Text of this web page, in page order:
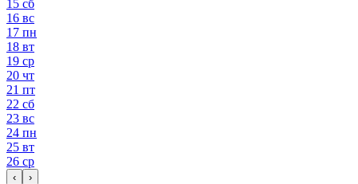
15 сб
16 вс
17 пн
18 вт
19 ср
20 чт
21 пт
22 сб
23 вс
24 пн
25 вт
26 ср
‹ ›